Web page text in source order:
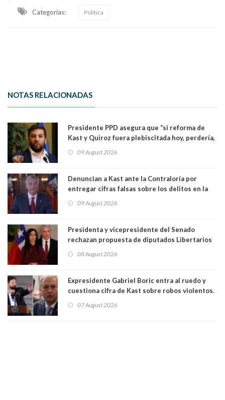
Categorias: Política
NOTAS RELACIONADAS
Presidente PPD asegura que “si reforma de
Kast y Quiroz fuera plebiscitada hoy, perdería,
a favor de la oposición, sería una victoria de la
09 August 2026
Denuncian a Kast ante la Contraloría por
entregar cifras falsas sobre los delitos en la
09 August 2026
Presidenta y vicepresidente del Senado
rechazan propuesta de diputados Libertarios
"Constituye un camino equivocado"
08 August 2026
Expresidente Gabriel Boric entra al ruedo y
cuestiona cifra de Kast sobre robos violentos.
07 August 2026